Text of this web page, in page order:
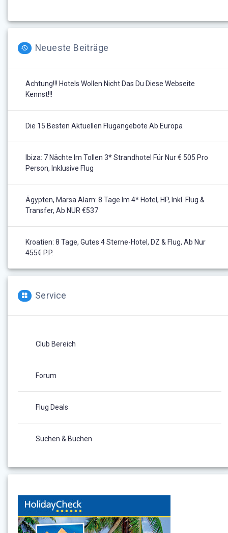
Neueste Beiträge
Achtung!!! Hotels Wollen Nicht Das Du Diese Webseite
Kennst!!!
Die 15 Besten Aktuellen Flugangebote Ab Europa
Ibiza: 7 Nächte Im Tollen 3* Strandhotel Für Nur € 505 Pro
Person, Inklusive Flug
Ägypten, Marsa Alam: 8 Tage Im 4* Hotel, HP, Inkl. Flug &
Transfer, Ab NUR €537
Kroatien: 8 Tage, Gutes 4 Sterne-Hotel, DZ & Flug, Ab Nur
455€ P.P.
Service
Club Bereich
Forum
Flug Deals
Suchen & Buchen